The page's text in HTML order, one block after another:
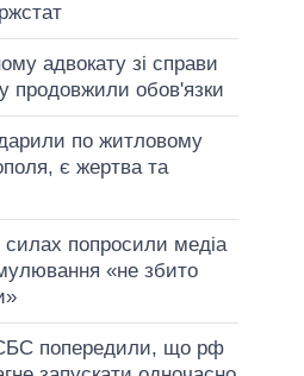
адвокату зі справи
продовжили обов'язки
по житловому
є жертва та
силах попросили медіа
«не збито
попередили, що рф